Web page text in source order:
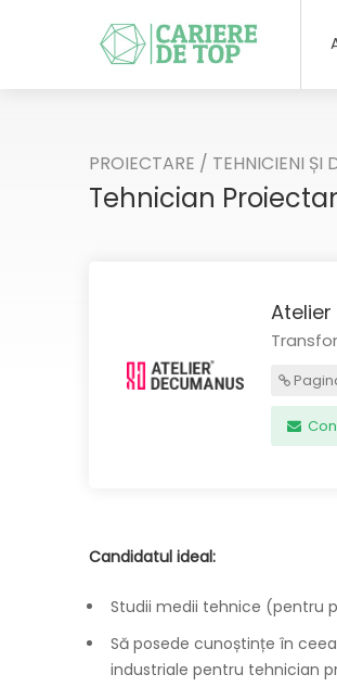
PROIECTARE / TEHNICIENI ȘI
Tehnician
Candidatul ideal:
Studii medii tehnice (pentru
Să posede cunoștințe în
industriale pentru tehnician